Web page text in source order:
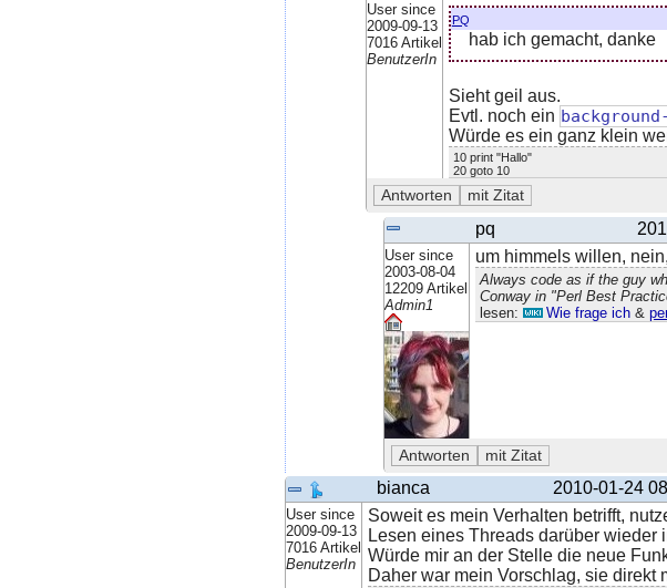
User since
2009-09-13
7016 Artikel
BenutzerIn
pq
hab ich gemacht, danke
Sieht geil aus.
Evtl. noch ein
Würde es ein ganz klein
10 print "Hallo"
20 goto 10
pq
User since
2003-08-04
12209 Artikel
Admin1
um himmels willen,
Always code as if the guy
Conway in "Perl Best
lesen:
Wie frage ich &
bianca 2010-01-24
User since
2009-09-13
7016 Artikel
BenutzerIn
Soweit es mein Verhalten betrifft,
Lesen eines Threads darüber wieder
Würde mir an der Stelle die neue
Daher war mein Vorschlag, sie direkt